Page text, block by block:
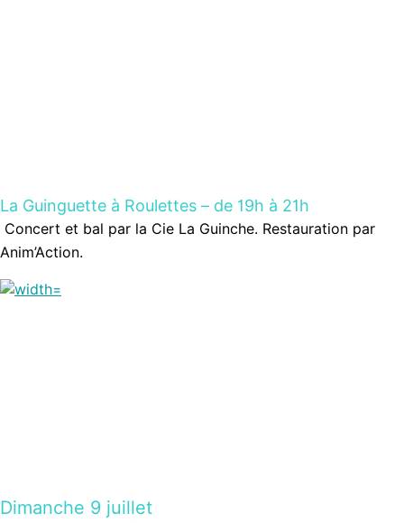
La Guinguette à Roulettes – de 19h à 21h
Concert et bal par la Cie La Guinche. Restauration par
Anim’Action.
Dimanche 9 juillet